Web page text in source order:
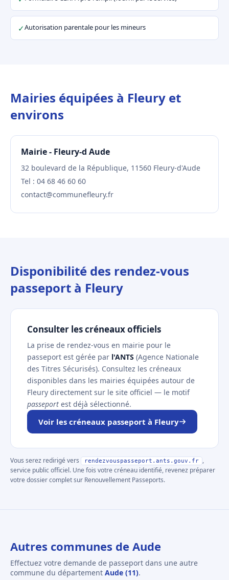
✓Autorisation parentale pour les mineurs
Mairies équipées à Fleury et
environs
Mairie - Fleury-d Aude
32 boulevard de la République, 11560 Fleury-d'Aude
Tel : 04 68 46 60 60
contact@communefleury.fr
Disponibilité des rendez-vous
passeport à Fleury
Consulter les créneaux officiels
La prise de rendez-vous en mairie pour le
passeport est gérée par l'ANTS (Agence Nationale
des Titres Sécurisés). Consultez les créneaux
disponibles dans les mairies équipées autour de
Fleury directement sur le site officiel — le motif
passeport est déjà sélectionné.
Voir les créneaux passeport à Fleury
Vous serez redirigé vers rendezvouspasseport.ants.gouv.fr
,
service public officiel. Une fois votre créneau identifié, revenez préparer
votre dossier complet sur Renouvellement Passeports.
Autres communes de Aude
Effectuez votre demande de passeport dans une autre
commune du département Aude (11).